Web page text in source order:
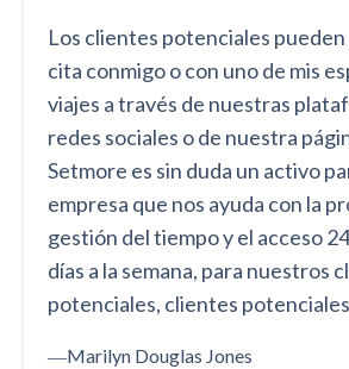
Los clientes potenciales
cita conmigo o con uno de mis
viajes a través de nuestras
redes sociales o de nuestra
Setmore es sin duda un activo
empresa que nos ayuda con la
gestión del tiempo y el acceso
días a la semana, para nuestros
potenciales, clientes
―Marilyn Douglas Jones